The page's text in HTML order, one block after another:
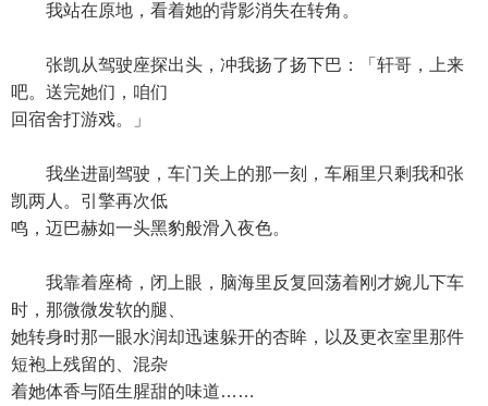
我站在原地，看着她的背影消失在转角。
张凯从驾驶座探出头，冲我扬了扬下巴：「轩哥，上来
吧。送完她们，咱们
回宿舍打游戏。」
我坐进副驾驶，车门关上的那一刻，车厢里只剩我和张
凯两人。引擎再次低
鸣，迈巴赫如一头黑豹般滑入夜色。
我靠着座椅，闭上眼，脑海里反复回荡着刚才婉儿下车
时，那微微发软的腿、
她转身时那一眼水润却迅速躲开的杏眸，以及更衣室里那件
短袍上残留的、混杂
着她体香与陌生腥甜的味道……